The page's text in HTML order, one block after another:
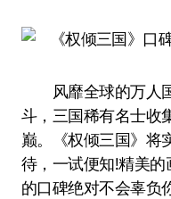
风靡全球的万人国
斗，三国稀有名士收
巅。《权倾三国》将
待，一试便知!精美
的口碑绝对不会辜负